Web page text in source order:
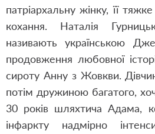
патріархальну жінку, її
кохання. Наталія
називають українською
продовження любовної
сироту Анну з Жовкви.
потім дружиною багатого,
30 років шляхтича Адама,
інфаркту надмірно